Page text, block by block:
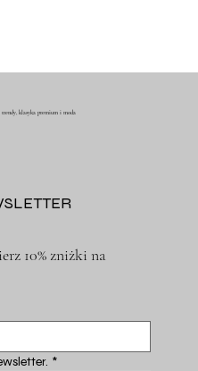
klasyka premium i moda
10% zniżki na
*